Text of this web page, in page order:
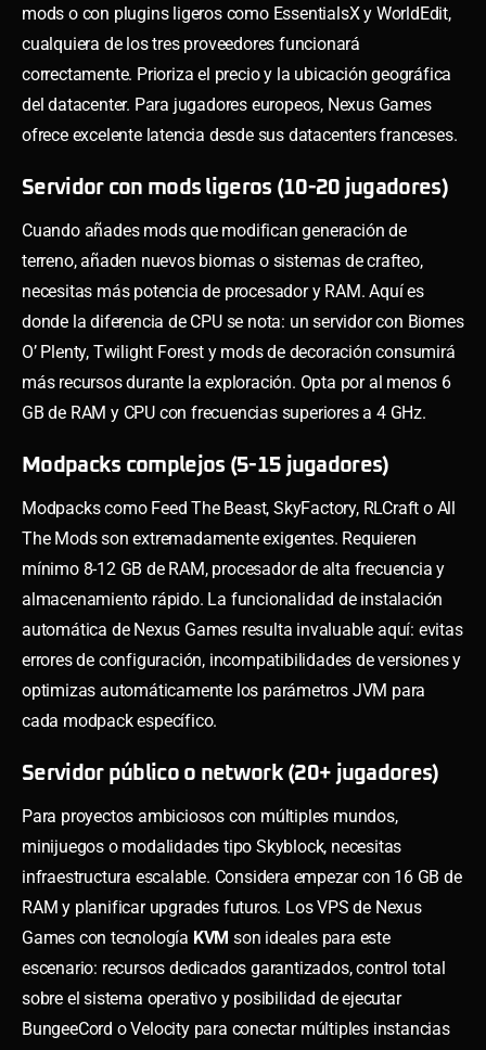
mods o con plugins ligeros como EssentialsX y WorldEdit,
cualquiera de los tres proveedores funcionará
correctamente. Prioriza el precio y la ubicación geográfica
del datacenter. Para jugadores europeos, Nexus Games
ofrece excelente latencia desde sus datacenters franceses.
Servidor con mods ligeros (10-20 jugadores)
Cuando añades mods que modifican generación de
terreno, añaden nuevos biomas o sistemas de crafteo,
necesitas más potencia de procesador y RAM. Aquí es
donde la diferencia de CPU se nota: un servidor con Biomes
O’ Plenty, Twilight Forest y mods de decoración consumirá
más recursos durante la exploración. Opta por al menos 6
GB de RAM y CPU con frecuencias superiores a 4 GHz.
Modpacks complejos (5-15 jugadores)
Modpacks como Feed The Beast, SkyFactory, RLCraft o All
The Mods son extremadamente exigentes. Requieren
mínimo 8-12 GB de RAM, procesador de alta frecuencia y
almacenamiento rápido. La funcionalidad de instalación
automática de Nexus Games resulta invaluable aquí: evitas
errores de configuración, incompatibilidades de versiones y
optimizas automáticamente los parámetros JVM para
cada modpack específico.
Servidor público o network (20+ jugadores)
Para proyectos ambiciosos con múltiples mundos,
minijuegos o modalidades tipo Skyblock, necesitas
infraestructura escalable. Considera empezar con 16 GB de
RAM y planificar upgrades futuros. Los VPS de Nexus
Games con tecnología KVM son ideales para este
escenario: recursos dedicados garantizados, control total
sobre el sistema operativo y posibilidad de ejecutar
BungeeCord o Velocity para conectar múltiples instancias